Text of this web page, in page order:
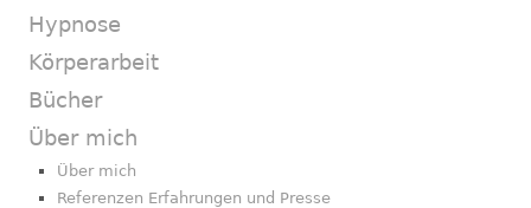
Hypnose
Körperarbeit
Bücher
Über mich
Über mich
Referenzen Erfahrungen und Presse